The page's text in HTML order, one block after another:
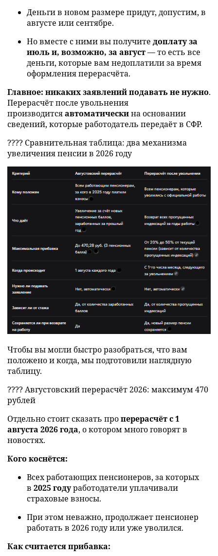
Деньги в новом размере придут, допустим, в
августе или сентябре.
Но вместе с ними вы получите доплату за
июль и, возможно, за август— то есть все
деньги, которые вам недоплатили за время
оформления перерасчёта.
Главное: никаких заявлений подавать не нужно.
Перерасчёт после увольнения
производитсяавтоматическина основании
сведений, которые работодатель передаёт в СФР.
???? Сравнительная таблица: два механизма
увеличения пенсии в 2026 году
Чтобы вы могли быстро разобраться, что вам
положено и когда, мы подготовили наглядную
таблицу.
???? Августовский перерасчёт 2026: максимум 470
рублей
Отдельно стоит сказать проперерасчёт с 1
августа 2026 года, о котором много говорят в
новостях.
Кого коснётся:
Всех работающих пенсионеров, за которых
в 2025 годуработодатели уплачивали
страховые взносы.
При этом неважно, продолжает пенсионер
работать в 2026 году или уже уволился.
Как считается прибавка: